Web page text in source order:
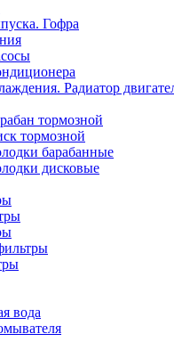
Гофра
Радиатор
тормозной
тормозной
барабанные
дисковые
вода